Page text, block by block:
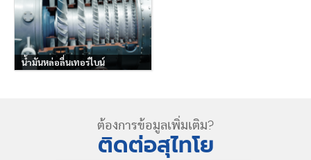
น้ำมันหล่อลื่นเทอร์ไบน์
ต้องการข้อมูลเพิ่มเติม?
ติดต่อสุไทโย